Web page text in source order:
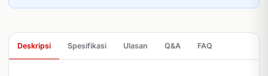
Deskripsi Spesifikasi Ulasan Q&A FAQ